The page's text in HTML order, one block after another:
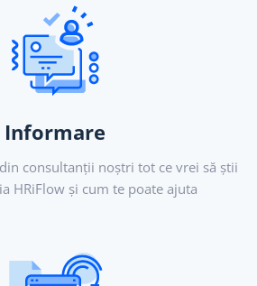
Informare
consultanții noștri tot ce vrei să știi
HRiFlow și cum te poate ajuta